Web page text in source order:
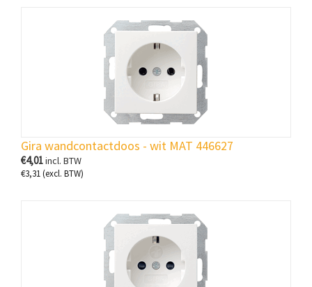
Gira wandcontactdoos - wit MAT 446627
€4,01incl. BTW
€3,31(excl. BTW)